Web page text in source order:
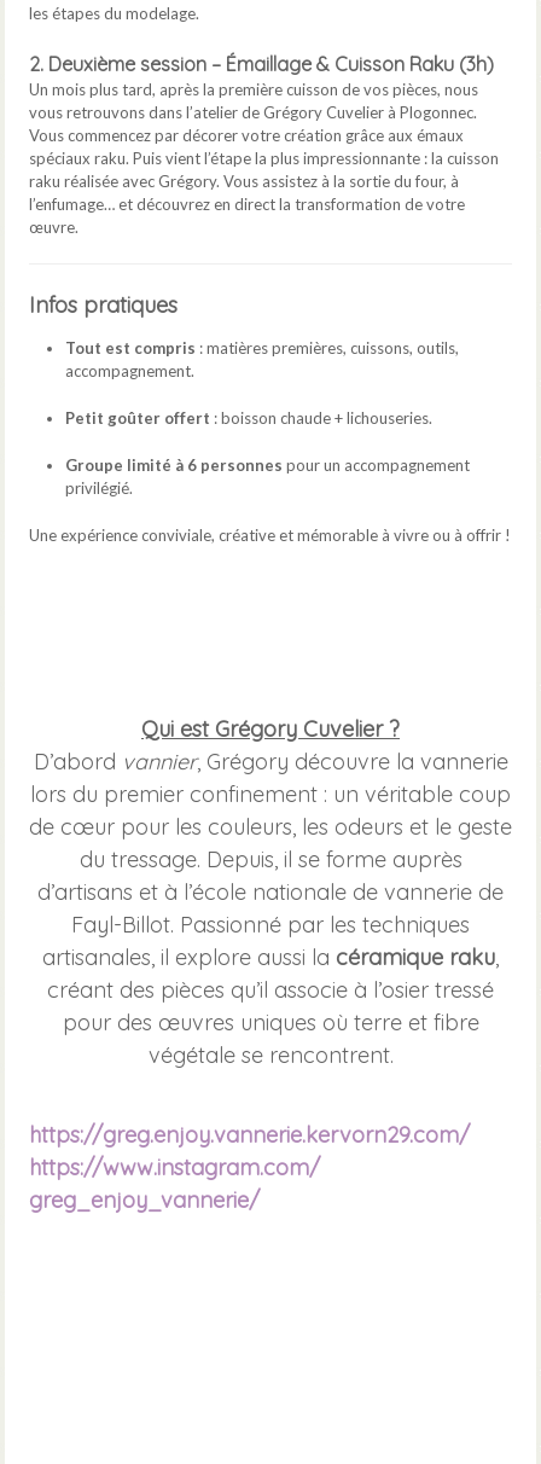
les étapes du modelage.
2. Deuxième session – Émaillage & Cuisson Raku (3h)
Un mois plus tard, après la première cuisson de vos pièces, nous
vous retrouvons dans l’atelier de Grégory Cuvelier à Plogonnec.
Vous commencez par décorer votre création grâce aux émaux
spéciaux raku. Puis vient l’étape la plus impressionnante : la cuisson
raku réalisée avec Grégory. Vous assistez à la sortie du four, à
l’enfumage… et découvrez en direct la transformation de votre
œuvre.
Infos pratiques
Tout est compris : matières premières, cuissons, outils,
accompagnement.
Petit goûter offert : boisson chaude + lichouseries.
Groupe limité à 6 personnes pour un accompagnement
privilégié.
Une expérience conviviale, créative et mémorable à vivre ou à offrir !
Qui est Grégory Cuvelier ?
D’abord vannier, Grégory découvre la vannerie
lors du premier confinement : un véritable coup
de cœur pour les couleurs, les odeurs et le geste
du tressage. Depuis, il se forme auprès
d’artisans et à l’école nationale de vannerie de
Fayl-Billot. Passionné par les techniques
artisanales, il explore aussi la céramique raku,
créant des pièces qu’il associe à l’osier tressé
pour des œuvres uniques où terre et fibre
végétale se rencontrent.
https://greg.enjoy.vannerie.kervorn29.com/
https://www.instagram.com/
greg_enjoy_vannerie/